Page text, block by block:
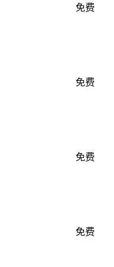
免费
免费
免费
免费